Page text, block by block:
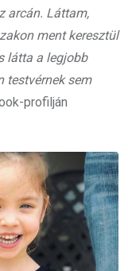
arcán. Láttam,
ment keresztül
látta a legjobb
testvérnek sem
profilján